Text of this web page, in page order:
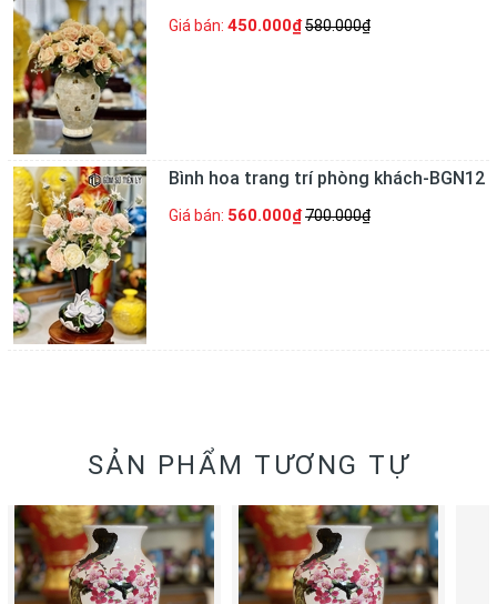
Giá bán: 450.000₫580.000₫
Bình hoa trang trí phòng khách-BGN12
Giá bán: 560.000₫700.000₫
SẢN PHẨM TƯƠNG TỰ